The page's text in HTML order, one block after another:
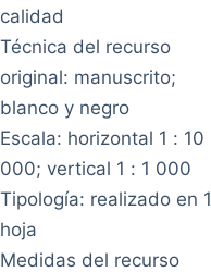
calidad
Técnica del recurso
original: manuscrito;
blanco y negro
Escala: horizontal 1 : 10
000; vertical 1 : 1 000
Tipología: realizado en 1
hoja
Medidas del recurso